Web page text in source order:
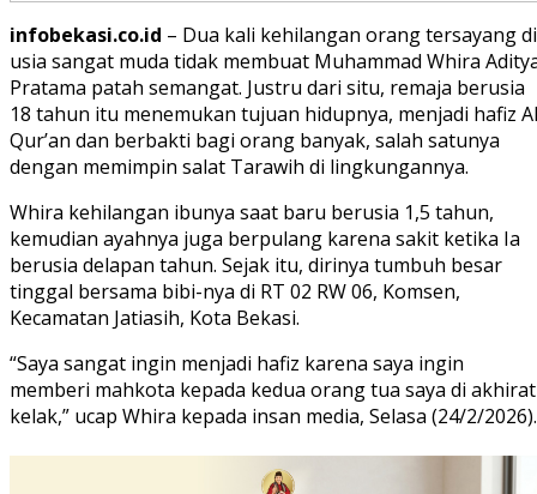
infobekasi.co.id – Dua kali kehilangan orang tersayang di
usia sangat muda tidak membuat Muhammad Whira
Pratama patah semangat. Justru dari situ, remaja berusia
18 tahun itu menemukan tujuan hidupnya, menjadi hafiz
Qur’an dan berbakti bagi orang banyak, salah satunya
dengan memimpin salat Tarawih di lingkungannya.
Whira kehilangan ibunya saat baru berusia 1,5 tahun,
kemudian ayahnya juga berpulang karena sakit ketika Ia
berusia delapan tahun. Sejak itu, dirinya tumbuh besar
tinggal bersama bibi-nya di RT 02 RW 06, Komsen,
Kecamatan Jatiasih, Kota Bekasi.
“Saya sangat ingin menjadi hafiz karena saya ingin
memberi mahkota kepada kedua orang tua saya di akhirat
kelak,” ucap Whira kepada insan media, Selasa (24/2/2026).